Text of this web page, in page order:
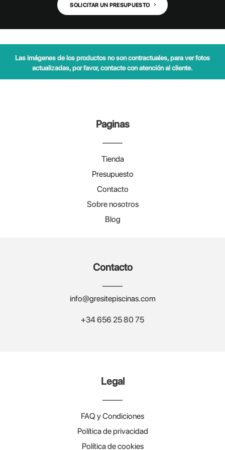
SOLICITAR UN PRESUPUESTO
Las imágenes de los productos no son contractuales, para ver fotos
actualizadas, por favor, contacte con atención al cliente.
Paginas
Tienda
Presupuesto
Contacto
Sobre nosotros
Blog
Contacto
info@gresitepiscinas.com
+34 656 25 80 75
Legal
FAQ y Condiciones
Política de privacidad
Política de cookies